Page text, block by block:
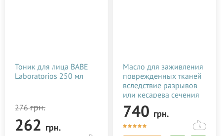
Тоник для лица BABE
Laboratorios 250 мл
276грн.
262 грн.
Масло для заживления
поврежденных тканей
вследствие разрывов
или кесарева сечения
Baby Teva Stitol 50 мл
740 грн.
3